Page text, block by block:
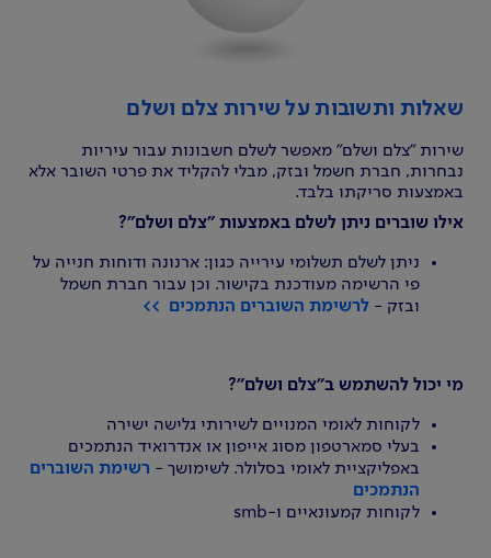
שאלות ותשובות על שירות צלם ושלם
שירות "צלם ושלם" מאפשר לשלם חשבונות עבור עיריות
נבחרות, חברת חשמל ובזק, מבלי להקליד את פרטי השובר אלא
באמצעות סריקתו בלבד.
אילו שוברים ניתן לשלם באמצעות "צלם ושלם"?
ניתן לשלם תשלומי עירייה כגון: ארנונה ודוחות חנייה על
פי הרשימה מעודכנת בקישור. וכן עבור חברת חשמל
ובזק - לרשימת השוברים הנתמכים >>
מי יכול להשתמש ב"צלם ושלם"?
לקוחות לאומי המנויים לשירותי גלישה ישירה
בעלי סמארטפון מסוג אייפון או אנדרואיד הנתמכים
באפליקציית לאומי בסלולר. לשימושך - רשימת השוברים
הנתמכים
לקוחות קמעונאיים ו-smb